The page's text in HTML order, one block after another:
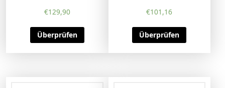
€129,90
Überprüfen
€101,16
Überprüfen